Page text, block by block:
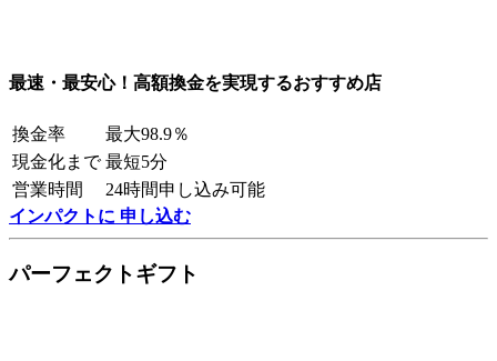
最速・最安心！高額換金を実現するおすすめ店
換金率
最大98.9％
現金化まで 最短5分
営業時間
24時間申し込み可能
インパクトに 申し込む
パーフェクトギフト